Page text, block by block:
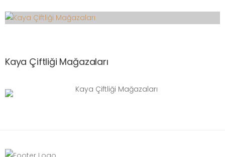
Kaya Çiftliği Mağazaları